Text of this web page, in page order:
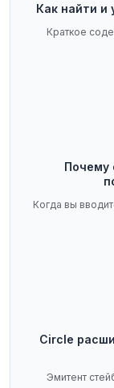
Как найти и
Краткое
Почему
Когда вы
Circle
Эмитент